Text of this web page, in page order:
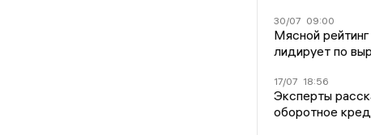
30/07 09:00
Мясной
лидирует по
17/07 18:56
Эксперты
оборотное